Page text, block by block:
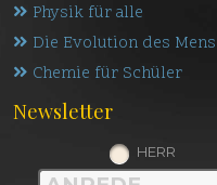
Physik für alle
Die Evolution des
Chemie für Schüler
Newsletter
HERR